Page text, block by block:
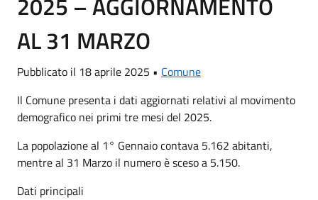
AL 31 MARZO
Pubblicato il 18 aprile 2025 • Comune
Il Comune presenta i dati aggiornati relativi al movimento
demografico nei primi tre mesi del 2025.
La popolazione al 1° Gennaio contava 5.162 abitanti,
mentre al 31 Marzo il numero è sceso a 5.150.
Dati principali